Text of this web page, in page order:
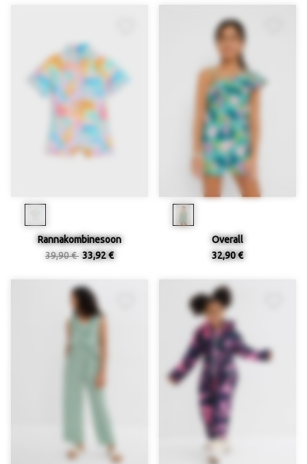
Rannakombinesoon
39,90 € 33,92 €
Overall
32,90 €